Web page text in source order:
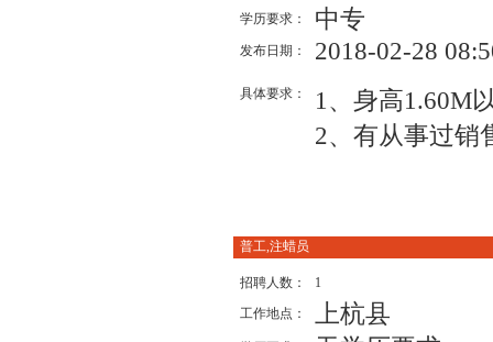
学历要求： 中专
发布日期： 2018-02-28
具体要求：
1、身高1.60M
2、有从事过销
普工,注蜡员
招聘人数：
1
工作地点：
上杭县